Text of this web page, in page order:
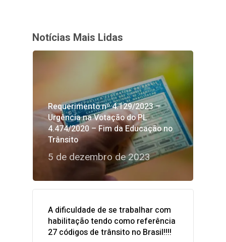
Notícias Mais Lidas
Requerimento nº 4.129/2023 –
Urgência na Votação do PL
4.474/2020 – Fim da Educação no
Trânsito
5 de dezembro de 2023
A dificuldade de se trabalhar com
habilitação tendo como referência
27 códigos de trânsito no Brasil!!!!